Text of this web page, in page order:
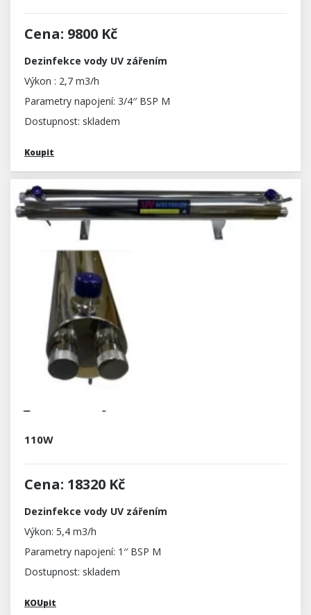
Cena: 9800 Kč
Dezinfekce vody UV zářením
Výkon : 2,7 m3/h
Parametry napojení: 3/4′′ BSP M
Dostupnost: skladem
Koupit
110W
Cena: 18320 Kč
Dezinfekce vody UV zářením
Výkon: 5,4 m3/h
Parametry napojení: 1′′ BSP M
Dostupnost: skladem
KOUpit